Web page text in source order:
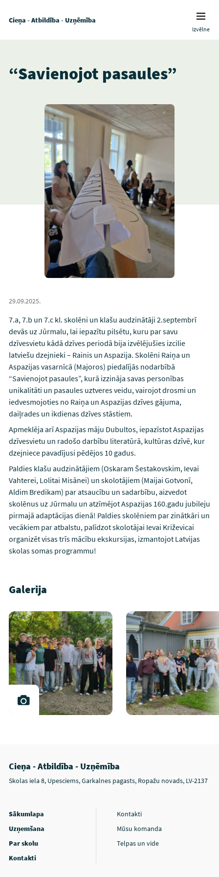
Cieņa - Atbildība - Uzņēmība
Izvēlne
“Savienojot pasaules”
29.09.2025.
7.a, 7.b un 7.c kl. skolēni un klašu audzinātāji 2.septembrī
devās uz Jūrmalu, lai iepazītu pilsētu, kuru par savu
dzīvesvietu kādā dzīves periodā bija izvēlējušies izcilie
latviešu dzejnieki – Rainis un Aspazija. Skolēni Raiņa un
Aspazijas vasarnīcā (Majoros) piedalījās nodarbībā
“Savienojot pasaules”, kurā izzināja savas personības
unikalitāti un pasaules uztveres veidu, vairojot drosmi un
iedvesmojoties no Raiņa un Aspazijas dzīves gājuma,
daiļrades un ikdienas dzīves stāstiem.
Apmeklēja arī Aspazijas māju Dubultos, iepazīstot Aspazijas
dzīvesvietu un radošo darbību literatūrā, kultūras dzīvē, kur
dzejniece pavadījusi pēdējos 10 gadus.
Paldies klašu audzinātājiem (Oskaram Šestakovskim, Ievai
Vahterei, Lolitai Misānei) un skolotājiem (Maijai Gotvonī,
Aldim Bredikam) par atsaucību un sadarbību, aizvedot
skolēnus uz Jūrmalu un atzīmējot Aspazijas 160.gadu jubileju
pirmajā adaptācijas dienā! Paldies skolēniem par zinātkāri un
vecākiem par atbalstu, palīdzot skolotājai Ievai Križevicai
organizēt visas trīs mācību ekskursijas, izmantojot Latvijas
skolas somas programmu!
Galerija
Cieņa - Atbildība - Uzņēmība
Skolas iela 8, Upesciems, Garkalnes pagasts, Ropažu novads, LV-2137
Sākumlapa
Uzņemšana
Par skolu
Kontakti
Kontakti
Mūsu komanda
Telpas un vide